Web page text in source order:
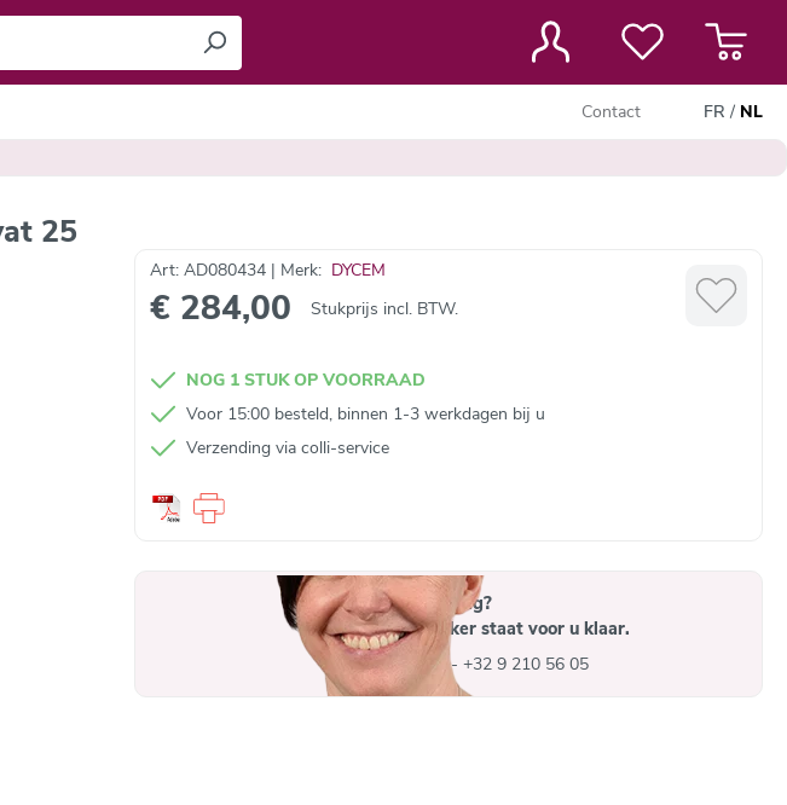
Contact FR / NL
25
Art: AD080434 | Merk: DYCEM
€ 284,00 Stukprijs incl. BTW.
NOG 1 STUK OP VOORRAAD
Voor 15:00 besteld, binnen 1-3 werkdagen bij u
Verzending via colli‑service
Heeft u een vraag?
Een medewerker staat voor u klaar.
info@advys.be- +32 9 210 56 05